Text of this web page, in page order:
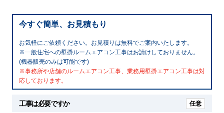
今すぐ簡単、お見積もり
お気軽にご依頼ください。お見積りは無料でご案内いたします。
※一般住宅への壁掛ルームエアコン工事はお請けしておりません。
(機器販売のみは可能です)
※事務所や店舗のルームエアコン工事、業務用壁掛エアコン工事は対
応しております。
工事は必要ですか 任意